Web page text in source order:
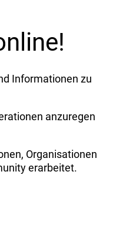
Informationen zu
anzuregen
Organisationen
erarbeitet.